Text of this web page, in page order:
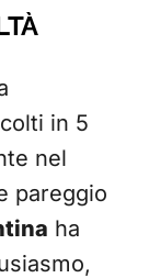
in 5
nel
pareggio
ha